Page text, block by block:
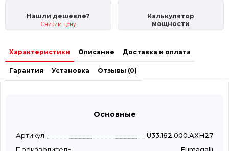
Нашли дешевле?
Снизим цену
Калькулятор
мощности
Характеристики Описание Доставка и оплата
Гарантия Установка Отзывы (0)
Основные
Артикул
U33.162.000.AXH27